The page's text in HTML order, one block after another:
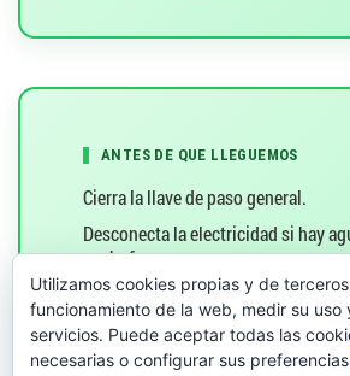
l
a
t
r
ANTES DE QUE LLEGUEMOS
Cierra la llave de paso general.
Desconecta la electricidad si hay
enchufes.
Retira objetos sensibles (muebles,
Coloca toallas o cubos para
Utilizamos cookies propias y de
funcionamiento de la web, medir su uso
servicios. Puede aceptar todas las
necesarias o configurar sus